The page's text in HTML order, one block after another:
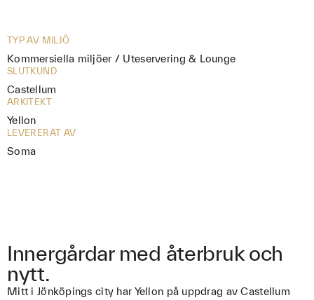
KONTAKT
TYP AV MILJÖ
Kommersiella miljöer / Uteservering & Lounge
SLUTKUND
Castellum
ARKITEKT
Yellon
LEVERERAT AV
Soma
Innergårdar med återbruk och
nytt.
Mitt i Jönköpings city har Yellon på uppdrag av Castellum